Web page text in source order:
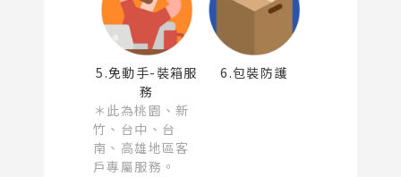
5.免動手-裝箱服
務
＊此為桃園、新
竹、台中、台
南、高雄地區客
戶專屬服務。
6.包裝防護